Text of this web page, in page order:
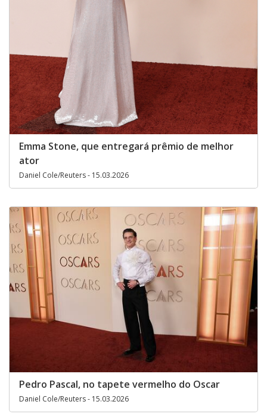
Emma Stone, que entregará prêmio de melhor
ator
Daniel Cole/Reuters - 15.03.2026
Pedro Pascal, no tapete vermelho do Oscar
Daniel Cole/Reuters - 15.03.2026